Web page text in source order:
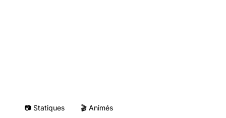
📷 Statiques 🎬 Animés